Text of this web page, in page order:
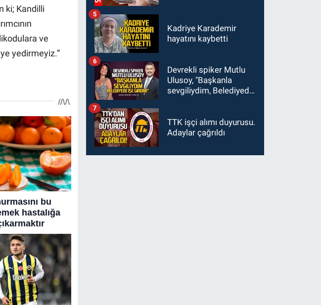
ki; Kandilli
ve
yedirmeyiz.”
Kadriye Karademir
hayatını kaybetti
5
Devrekli spiker Mutlu
Ulusoy, "Başkanla
sevgiliydim, Belediyede
6
TTK işçi alımı duyurusu.
Adaylar çağrıldı
7